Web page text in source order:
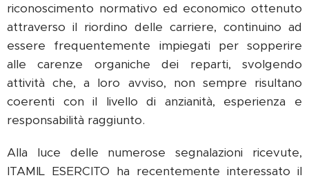
riconoscimento normativo ed economico ottenuto
attraverso il riordino delle carriere, continuino ad
essere frequentemente impiegati per sopperire
alle carenze organiche dei reparti, svolgendo
attività che, a loro avviso, non sempre risultano
coerenti con il livello di anzianità, esperienza e
responsabilità raggiunto.
Alla luce delle numerose segnalazioni ricevute,
ITAMIL ESERCITO ha recentemente interessato il